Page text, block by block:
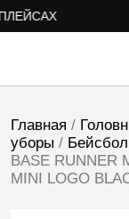
Главная /
уборы /
BASE RUNNER
MINI LOGO